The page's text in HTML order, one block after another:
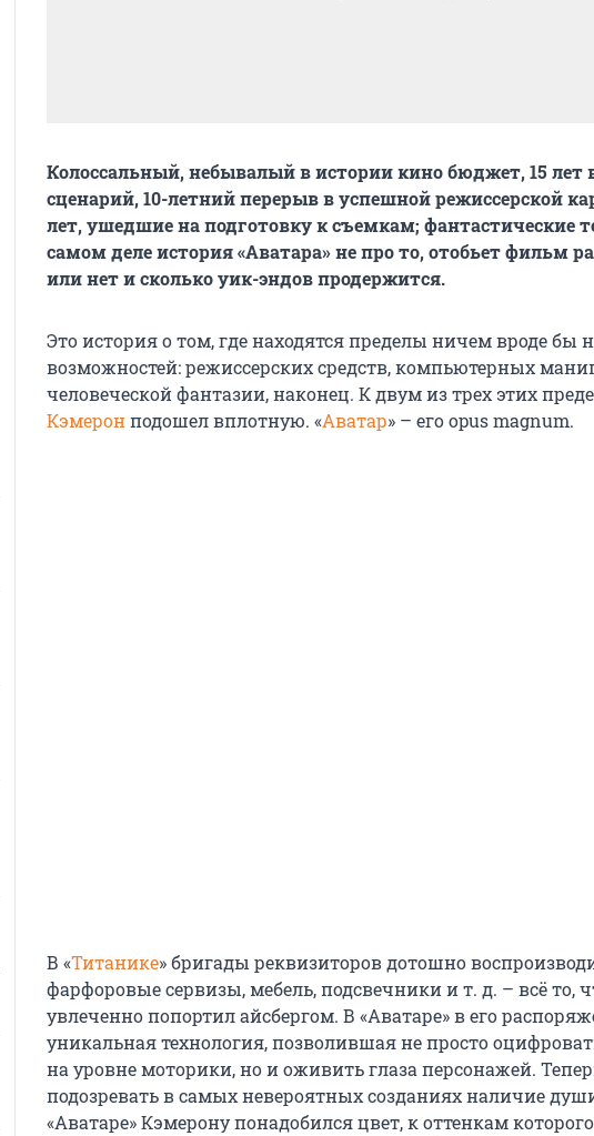
Колоссальный, небывалый в истории кино бюджет, 15
сценарий, 10-летний перерыв в успешной режиссерской
лет, ушедшие на подготовку к съемкам; фантастические
самом деле история «Аватара» не про то, отобьет фильм
или нет и сколько уик-эндов продержится.
Это история о том, где находятся пределы ничем вроде бы
возможностей: режиссерских средств, компьютерных
человеческой фантазии, наконец. К двум из трех этих
Кэмеронподошел вплотную. «Аватар» – его opus magnum.
В «Титанике» бригады реквизиторов дотошно
фарфоровые сервизы, мебель, подсвечники и т. д. – всё то,
увлеченно попортил айсбергом. В «Аватаре» в его
уникальная технология, позволившая не просто
на уровне моторики, но и оживить глаза персонажей.
подозревать в самых невероятных созданиях наличие
«Аватаре» Кэмерону понадобился цвет, к оттенкам